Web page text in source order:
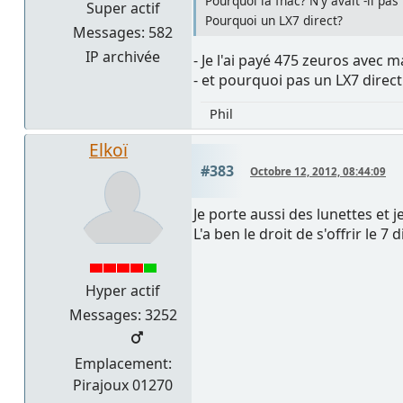
Super actif
Messages: 582
IP archivée
Pourquoi un LX7 direct?
- Je l'ai payé 475 zeuros avec
- et pourquoi pas un LX7
Phil
Elkoï
Hyper actif
Messages: 3252
Emplacement:
Pirajoux 01270
#383 Octobre 12, 2012, 08:44:09
Je porte aussi des lunettes et
L'a ben le droit de s'offrir le 7